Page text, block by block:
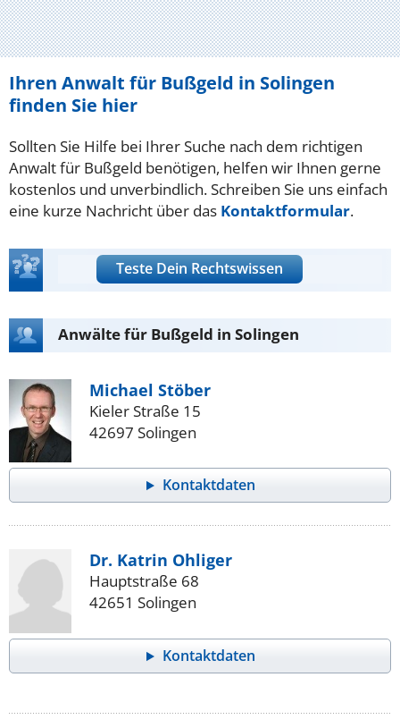
Ihren Anwalt für Bußgeld in Solingen
finden Sie hier
Sollten Sie Hilfe bei Ihrer Suche nach dem richtigen
Anwalt für Bußgeld benötigen, helfen wir Ihnen gerne
kostenlos und unverbindlich. Schreiben Sie uns einfach
eine kurze Nachricht über das Kontaktformular.
Teste Dein Rechtswissen
Anwälte für Bußgeld in Solingen
Michael Stöber
Kieler Straße 15
42697 Solingen
Kontaktdaten
Dr. Katrin Ohliger
Hauptstraße 68
42651 Solingen
Kontaktdaten